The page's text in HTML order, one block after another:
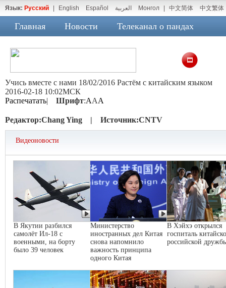
Язык: Русский English Español العربية Монгол 中文简体 中文繁体
Главная Новости Телеканал о пандах
Учись вместе с нами 18/02/2016 Растём с китайским языком
2016-02-18 10:02МСК
Распечатать| Шрифт:AAA
Редактор:Chang Ying | Источник:CNTV
Видеоновости
В Якутии разбился
самолёт Ил-18 с
военными, на борту
было 39 человек
Министерство
иностранных дел Китая
снова напомнило
важность принципа
одного Китая
В Хэйхэ открылся
госпиталь
российской